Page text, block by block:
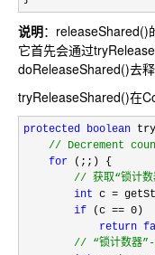
说明：releaseShared()
它首先会通过
doReleaseShared()去释
tryReleaseShared()在
protected boolean
// Decrement
for (;;) {
// 获取“锁计
int c =
if (c == 0 )
return
// “锁计数器